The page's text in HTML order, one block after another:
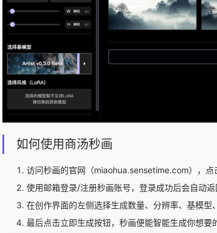
如何使用商汤秒画
访问秒画的官网（miaohua.sensetime.com），点
使用邮箱登录/注册秒画账号，登录成功后会自动
在创作界面的左侧选择生成数量、分辨率、基模型
最后点击立即生成按钮，秒画便能智能生成你想要